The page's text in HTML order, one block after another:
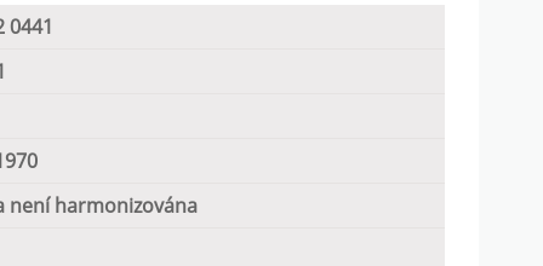
0441
není harmonizována